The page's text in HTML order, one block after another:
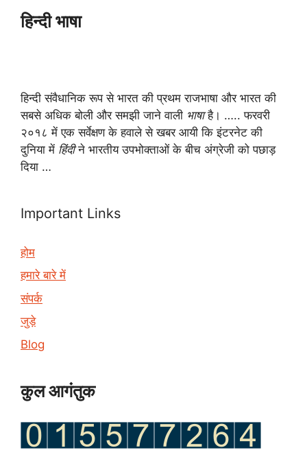
हिन्दी भाषा
हिन्दी संवैधानिक रूप से भारत की प्रथम राजभाषा और भारत की
सबसे अधिक बोली और समझी जाने वाली भाषाहै। ….. फरवरी
२०१८ में एक सर्वेक्षण के हवाले से खबर आयी कि इंटरनेट की
दुनिया में हिंदीने भारतीय उपभोक्ताओं के बीच अंग्रेजी को पछाड़
दिया …
Important Links
होम
हमारे बारे में
संपर्क
जुड़े
Blog
कुल आगंतुक